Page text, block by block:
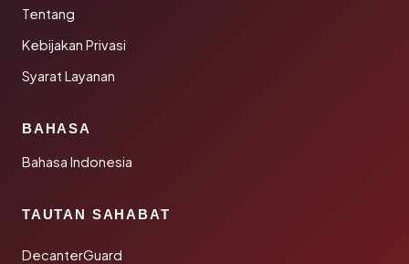
Tentang
Kebijakan Privasi
Syarat Layanan
BAHASA
Bahasa Indonesia
TAUTAN SAHABAT
DecanterGuard